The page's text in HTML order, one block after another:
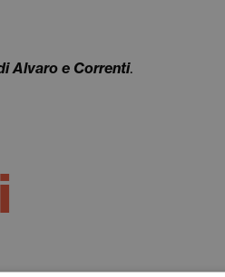
Alvaro e Correnti.